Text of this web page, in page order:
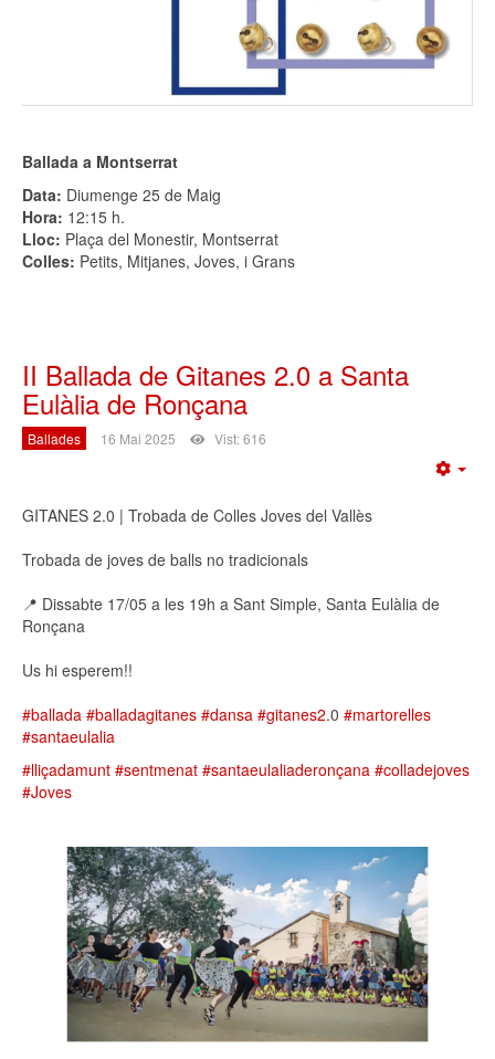
Ballada a Montserrat
Data: Diumenge 25 de Maig
Hora: 12:15 h.
Lloc: Plaça del Monestir, Montserrat
Colles: Petits, Mitjanes, Joves, i Grans
II Ballada de Gitanes 2.0 a Santa
Eulàlia de Ronçana
Ballades 16 Mai 2025 Vist: 616
GITANES 2.0 | Trobada de Colles Joves del Vallès
Trobada de joves de balls no tradicionals
📍 Dissabte 17/05 a les 19h a Sant Simple, Santa Eulàlia de
Ronçana
Us hi esperem!!
#ballada #balladagitanes #dansa #gitanes2.0 #martorelles
#santaeulalia
#lliçadamunt #sentmenat #santaeulaliaderonçana #colladejoves
#Joves